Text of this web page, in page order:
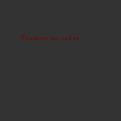
Реклама на сайте